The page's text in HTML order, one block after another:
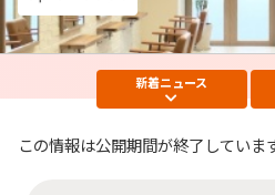
新着ニュース
この情報は公開期間が終了していま